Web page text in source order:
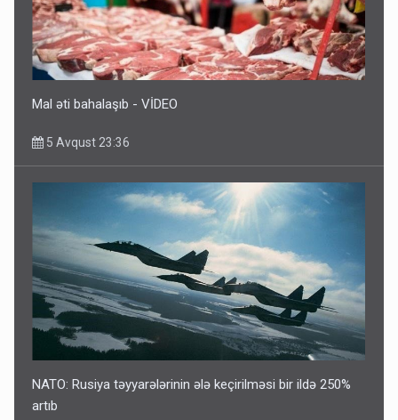
FOTOLAR
5 Avqust 10:58
Mal əti bahalaşıb - VİDEO
5 Avqust 23:36
NATO: Rusiya təyyarələrinin ələ keçirilməsi bir ildə 250%
artıb